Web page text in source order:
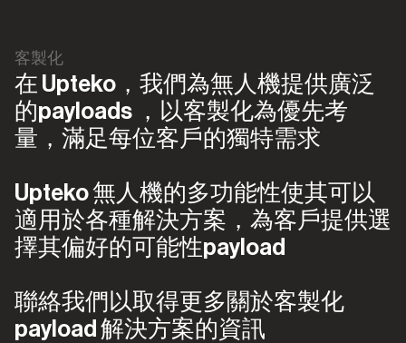
客製化
在 Upteko，我們為無人機提供廣泛
的payloads ，以客製化為優先考
量，滿足每位客戶的獨特需求
Upteko 無人機的多功能性使其可以
適用於各種解決方案，為客戶提供選
擇其偏好的可能性payload
聯絡我們以取得更多關於客製化
payload 解決方案的資訊